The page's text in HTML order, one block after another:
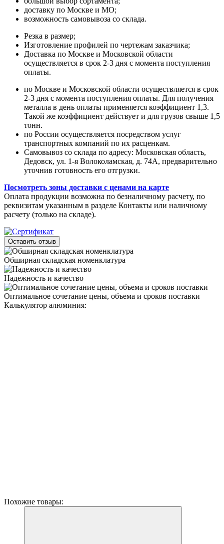
доставку по Москве и МО;
возможность самовывоза со склада.
Резка в размер;
Изготовление профилей по чертежам заказчика;
Доставка по Москве и Московской области
осуществляется в срок 2-3 дня с момента поступления
оплаты.
по Москве и Московской области осуществляется в срок
2-3 дня с момента поступления оплаты. Для получения
металла в день оплаты применяется коэффициент 1,3.
Такой же коэффициент действует и для грузов свыше 1,5
тонн.
по России осуществляется посредством услуг
транспортных компаний по их расценкам.
Самовывоз со склада по адресу: Московская область,
Дедовск, ул. 1-я Волоколамская, д. 74А, предварительно
уточнив готовность его отгрузки.
Посмотреть зоны доставки с ценами на карте
Оплата продукции возможна по безналичному расчету, по
реквизитам указанным в разделе Контакты или наличному
расчету (только на складе).
Оставить отзыв
Обширная складская номенклатура
Надежность и качество
Оптимальное сочетание цены, объема и сроков поставки
Калькулятор алюминия:
Похожие товары: